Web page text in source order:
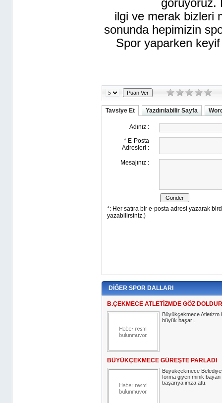
görüyoruz.
ilgi ve merak bizleri
sonunda hepimizin
Spor yaparken keyif
Tavsiye Et Yazdırılabilir Sayfa
DİĞER SPOR DALLARI
B.ÇEKMECE ATLETİZMDE GÖZ
Büyükçekmece Atletizm
büyük başarı.
BÜYÜKÇEKMECE GÜREŞTE PARLADI
Büyükçekmece
forma giyen minik
başarıya imza attı.